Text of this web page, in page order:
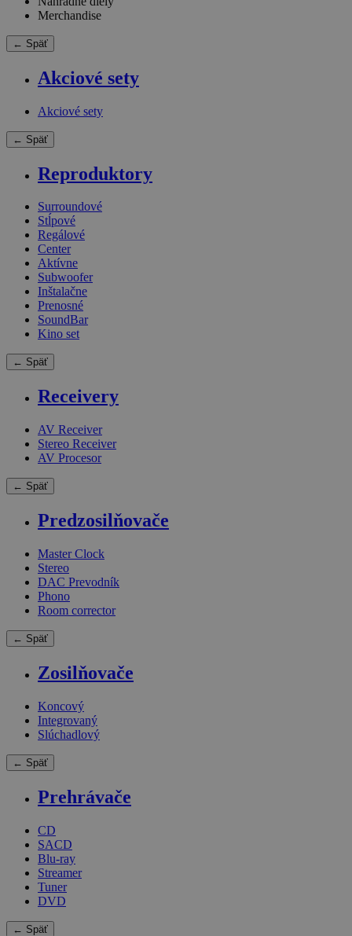
Merchandise
← Späť
Akciové sety
Akciové sety
← Späť
Reproduktory
Surroundové
Stĺpové
Regálové
Center
Aktívne
Subwoofer
Inštalačne
Prenosné
SoundBar
Kino set
← Späť
Receivery
AV Receiver
Stereo Receiver
AV Procesor
← Späť
Predzosilňovače
Master Clock
Stereo
DAC Prevodník
Phono
Room corrector
← Späť
Zosilňovače
Koncový
Integrovaný
Slúchadlový
← Späť
Prehrávače
CD
SACD
Blu-ray
Streamer
Tuner
DVD
← Späť